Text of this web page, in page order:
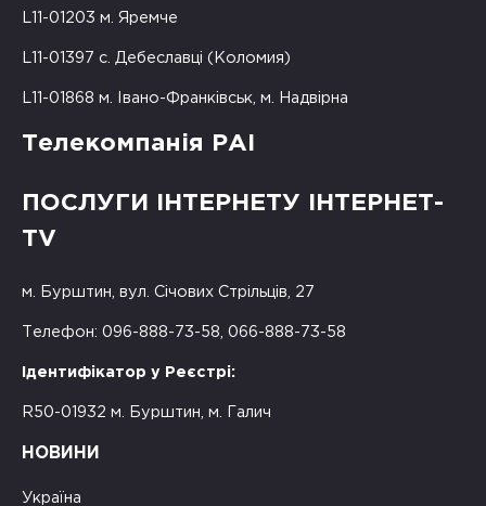
L11-01203 м. Яремче
L11-01397 с. Дебеславці (Коломия)
L11-01868 м. Івано-Франківськ, м. Надвірна
Телекомпанія РАІ
ПОСЛУГИ ІНТЕРНЕТУ ІНТЕРНЕТ-
TV
м. Бурштин, вул. Січових Стрільців, 27
Телефон: 096-888-73-58, 066-888-73-58
Ідентифікатор у Реєстрі:
R50-01932 м. Бурштин, м. Галич
НОВИНИ
Україна